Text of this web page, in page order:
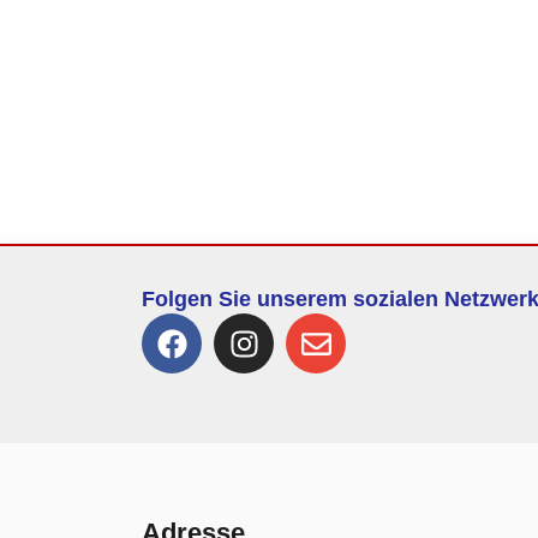
Folgen Sie unserem sozialen Netzwerk